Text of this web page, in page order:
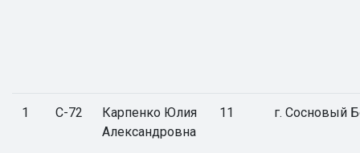
1 С-72
Карпенко Юлия
Александровна
11 г. Сосновый